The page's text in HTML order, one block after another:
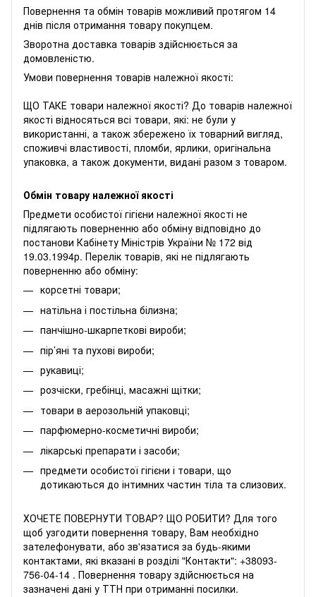
Повернення та обмін товарів можливий протягом 14
днів після отримання товару покупцем.
Зворотна доставка товарів здійснюється за
домовленістю.
Умови повернення товарів належної якості:
ЩО ТАКЕ товари належної якості? До товарів належної
якості відносяться всі товари, які: не були у
використанні, а також збережено їх товарний вигляд,
споживчі властивості, пломби, ярлики, оригінальна
упаковка, а також документи, видані разом з товаром.
Обмін товару належної якості
Предмети особистої гігієни належної якості не
підлягають поверненню або обміну відповідно до
постанови Кабінету Міністрів України № 172 від
19.03.1994р. Перелік товарів, які не підлягають
поверненню або обміну:
корсетні товари;
натільна і постільна білизна;
панчішно-шкарпеткові вироби;
пір’яні та пухові вироби;
рукавиці;
розчіски, гребінці, масажні щітки;
товари в аерозольній упаковці;
парфюмерно-косметичні вироби;
лікарські препарати і засоби;
предмети особистої гігієни і товари, що
дотикаються до інтимних частин тіла та слизових.
ХОЧЕТЕ ПОВЕРНУТИ ТОВАР? ЩО РОБИТИ? Для того
щоб узгодити повернення товару, Вам необхідно
зателефонувати, або зв'язатися за будь-якими
контактами, які вказані в розділі "Контакти": +38093-
756-04-14 . Повернення товару здійснюється на
зазначені дані у ТТН при отриманні посилки.